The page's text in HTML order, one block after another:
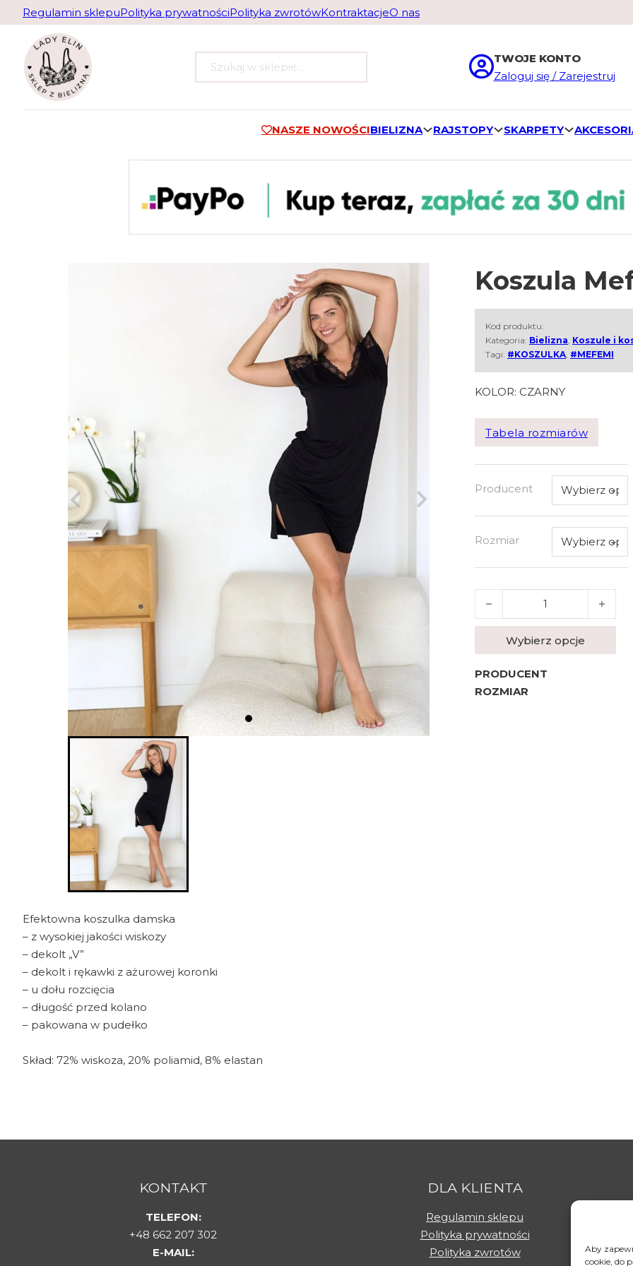
Aby
cookie, do
Regulamin sklepuPolityka prywatnościPolityka zwrotówKontraktacjeO nas
Szukaj
TWOJE KONTO
Zaloguj się / Zarejestruj
NASZE NOWOŚCIBIELIZNA RAJSTOPY SKARPETY
Koszula
Kod produktu:
Kategoria: Bielizna, Koszule i
Tagi: #KOSZULKA, #MEFEMI
KOLOR: CZARNY
Tabela rozmiarów
Producent
Rozmiar
ilość Koszula Mefemi Petra
Wybierz opcje
PRODUCENT
ROZMIAR
Efektowna koszulka damska
– z wysokiej jakości wiskozy
– dekolt „V”
– dekolt i rękawki z ażurowej koronki
– u dołu rozcięcia
– długość przed kolano
– pakowana w pudełko
Skład: 72% wiskoza, 20% poliamid, 8% elastan
KONTAKT
TELEFON:
+48 662 207 302
E-MAIL:
DLA KLIENTA
Regulamin sklepu
Polityka prywatności
Polityka zwrotów